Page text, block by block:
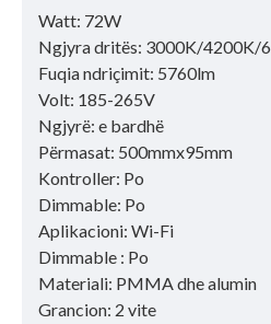
Watt: 72W
Ngjyra dritës: 3000K/4200K/
Fuqia ndriçimit: 5760lm
Volt: 185-265V
Ngjyrë: e bardhë
Përmasat: 500mmx95mm
Kontroller: Po
Dimmable: Po
Aplikacioni: Wi-Fi
Dimmable : Po
Materiali: PMMA dhe alumin
Grancion: 2 vite